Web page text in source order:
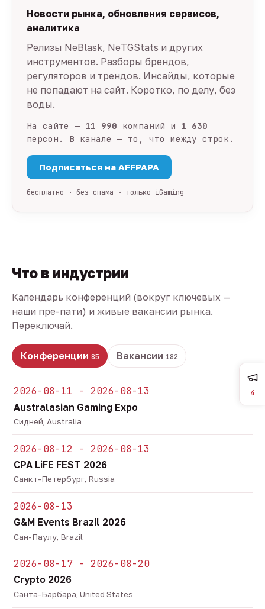
Новости рынка, обновления сервисов,
аналитика
Релизы NeBlask, NeTGStats и других
инструментов. Разборы брендов,
регуляторов и трендов. Инсайды, которые
не попадают на сайт. Коротко, по делу, без
воды.
На сайте — 11 990 компаний и 1 630
персон. В канале — то, что между строк.
Подписаться на AFFPAPA
бесплатно · без спама · только iGaming
Что в индустрии
Календарь конференций (вокруг ключевых —
наши пре-пати) и живые вакансии рынка.
Переключай.
Конференции 85 Вакансии 182
2026-08-11 - 2026-08-13
Australasian Gaming Expo
Сидней, Australia
2026-08-12 - 2026-08-13
CPA LiFE FEST 2026
Санкт-Петербург, Russia
2026-08-13
G&M Events Brazil 2026
Сан-Паулу, Brazil
2026-08-17 - 2026-08-20
Crypto 2026
Санта-Барбара, United States
4